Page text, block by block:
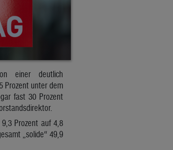
einer deutlich
Prozent unter dem
fast 30 Prozent
Prozent auf 4,8
„solide“ 49,9